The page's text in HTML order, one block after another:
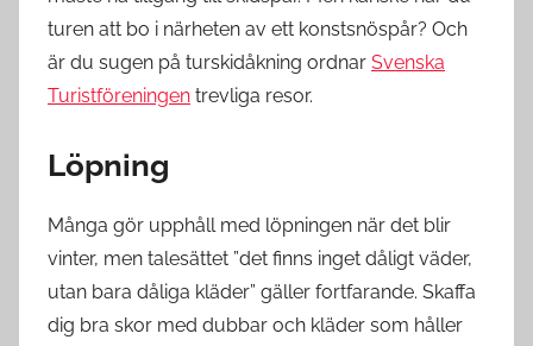
turen att bo i närheten av ett konstsnöspår? Och
är du sugen på turskidåkning ordnar Svenska
Turistföreningen trevliga resor.
Löpning
Många gör upphåll med löpningen när det blir
vinter, men talesättet ”det finns inget dåligt väder,
utan bara dåliga kläder” gäller fortfarande. Skaffa
dig bra skor med dubbar och kläder som håller